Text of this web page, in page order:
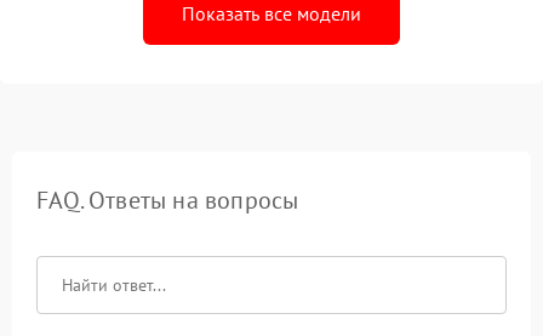
Показать все модели
FAQ. Ответы на вопросы